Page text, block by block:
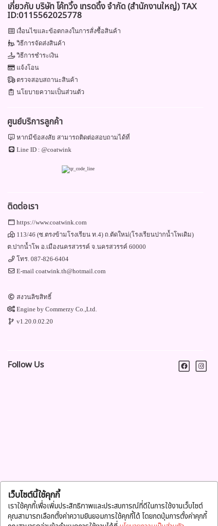
เว็บไซต์นี้ใช้คุกกี้
เราใช้คุกกี้เพื่อเพิ่มประสิทธิภาพและประสบการณ์ที่ดีในการใช้งานเว็บไซต์
คุณสามารถเลือกตั้งค่าความยินยอมการใช้คุกกี้ได้ โดยกดปุ่มการตั้งค่าคุกกี้
เกี่ยวกับ บริษัท โค้ทวิ้ง เทรดดิ้ง จำกัด (สำนักงานใหญ่) TAX
ID:0115562025778
เงื่อนไขและข้อตกลงในการสั่งซื้อสินค้า
วิธีการจัดส่งสินค้า
วิธีการชำระเงิน
แจ้งโอน
ตรวจสอบสถานะสินค้า
นโยบายความเป็นส่วนตัว
ศูนย์บริการลูกค้า
หากมีข้อสงสัย สามารถติดต่อสอบถามได้ที่
Line ID :@coatwink
ติดต่อเรา
https://www.coatwink.com
113/46 (ซ.ตรงข้ามโรงเรียน ท.4) ถ.ตัดใหม่(โรงเรียนปากน้ำโพเดิม)
ต.ปากน้ำโพ อ.เมืองนครสวรรค์ จ.นครสวรรค์ 60000
โทร.087-826-6404
E-mailcoatwink.th@hotmail.com
สงวนลิขสิทธิ์
Engine byCommerzy Co.,Ltd.
v1.20.0.02.20
Follow Us